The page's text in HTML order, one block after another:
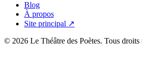
Blog
À propos
Site principal ↗
© 2026 Le Théâtre des Poètes. Tous droits